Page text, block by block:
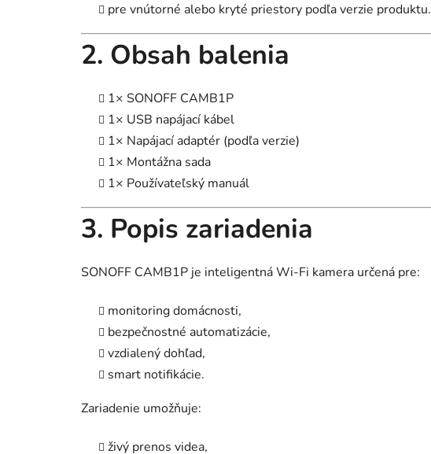
pre vnútorné alebo kryté priestory podľa verzie produktu.
2. Obsah balenia
1× SONOFF CAMB1P
1× USB napájací kábel
1× Napájací adaptér (podľa verzie)
1× Montážna sada
1× Používateľský manuál
3. Popis zariadenia
SONOFF CAMB1P je inteligentná Wi-Fi kamera určená pre:
monitoring domácnosti,
bezpečnostné automatizácie,
vzdialený dohľad,
smart notifikácie.
Zariadenie umožňuje:
živý prenos videa,